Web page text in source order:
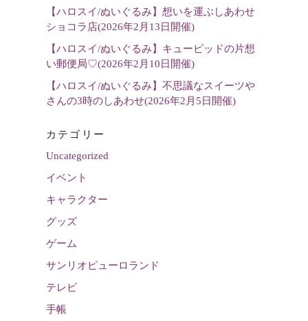
【ハロスイ/ぬいぐるみ】想いを運ぶしあわせ
ショコラ店(2026年2月13日開催)
【ハロスイ/ぬいぐるみ】キューピッドの片想
い郵便局♡(2026年2月10日開催)
【ハロスイ/ぬいぐるみ】不思議なスイーツや
さんの3時のしあわせ(2026年2月5日開催)
カテゴリー
Uncategorized
イベント
キャラクター
グッズ
ゲーム
サンリオピューロランド
テレビ
手帳